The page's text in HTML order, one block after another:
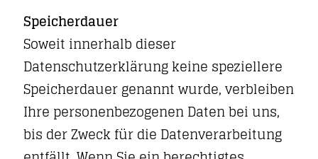
Speicherdauer
Soweit innerhalb dieser
Datenschutzerklärung keine speziellere
Speicherdauer genannt wurde, verbleiben
Ihre personenbezogenen Daten bei uns,
bis der Zweck für die Datenverarbeitung